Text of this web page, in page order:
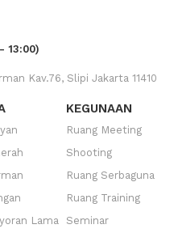
13:00)
Kav.76, Slipi Jakarta 11410
Lama
KEGUNAAN
Ruang Meeting
Shooting
Ruang Serbaguna
Ruang Training
Seminar